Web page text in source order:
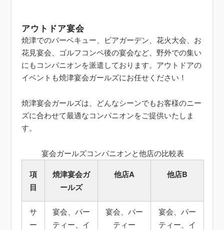
アウトドア宴会
焼津でのバーベキュー、ビアガーデン、花火大会、お
花見宴会、ゴルフコンペ後の宴会など、野外での集い
にもコンパニオンを派遣しております。アウトドアの
イベントも焼津宴会ガールズにお任せください！
焼津宴会ガールズは、どんなシーンでもお客様のニー
ズに合わせて最適なコンパニオンをご提供いたしま
す。
宴会ガールズコンパニオンと他店の比較表
項
目
焼津宴会ガ
ールズ
他店A 他店B
サ
ー
宴会、パー
ティー、イ
宴会、パー
ティー
宴会、パー
ティー、イ